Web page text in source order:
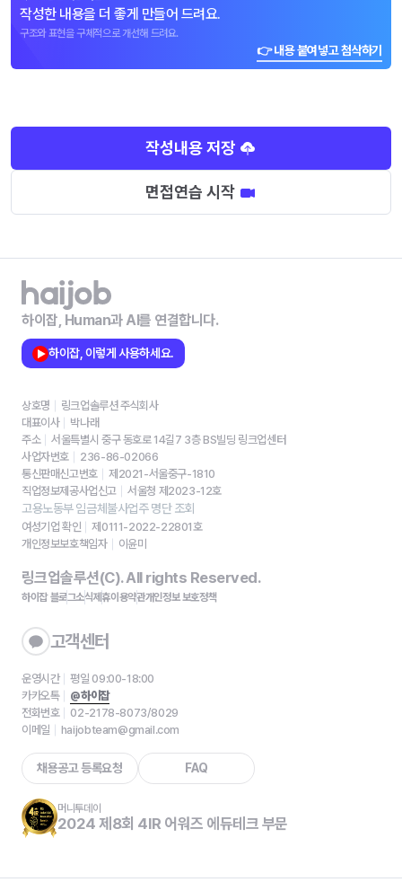
작성한 내용을 더 좋게 만들어 드려요.
구조와 표현을 구체적으로 개선해 드려요.
👉 내용 붙여넣고 첨삭하기
작성내용 저장
면접연습 시작
하이잡, Human과 AI를 연결합니다.
하이잡, 이렇게 사용하세요.
상호명
링크업솔루션 주식회사
대표이사
박나래
주소
서울특별시 중구 동호로 14길7 3층 BS빌딩 링크업센터
사업자번호
236-86-02066
통신판매신고번호
제2021-서울중구-1810
직업정보제공사업신고
서울청 제2023-12호
고용노동부 임금체불사업주 명단 조회
여성기업 확인
제0111-2022-22801호
개인정보보호책임자
이윤미
링크업솔루션(C). All rights Reserved.
하이잡 블로그소식제휴이용약관개인정보 보호정책
고객센터
운영시간
평일 09:00-18:00
카카오톡
@하이잡
전화번호
02-2178-8073/8029
이메일
haijobteam@gmail.com
채용공고 등록요청 FAQ
머니투데이
2024 제8회 4IR 어워즈 에듀테크 부문